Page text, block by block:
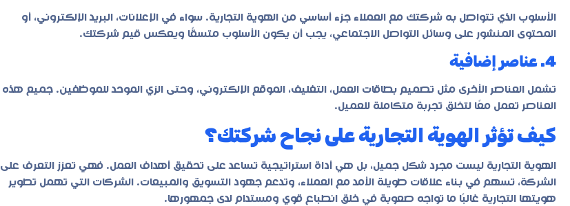
الأسلوب الذي تتواصل به شركتك مع العملاء جزء أساسي من الهوية التجارية. سواء في الإعلانات، البريد الإلكتروني، أو
المحتوى المنشور على وسائل التواصل الاجتماعي، يجب أن يكون الأسلوب متسقًا ويعكس قيم شركتك.
4. عناصر إضافية
تشمل العناصر الأخرى مثل تصميم بطاقات العمل، التغليف، الموقع الإلكتروني، وحتى الزي الموحد للموظفين. جميع هذه
العناصر تعمل معًا لتخلق تجربة متكاملة للعميل.
كيف تؤثر الهوية التجارية على نجاح شركتك؟
الهوية التجارية ليست مجرد شكل جميل، بل هي أداة استراتيجية تساعد على تحقيق أهداف العمل. فهي تعزز التعرف على
الشركة، تسهم في بناء علاقات طويلة الأمد مع العملاء، وتدعم جهود التسويق والمبيعات. الشركات التي تهمل تطوير
هويتها التجارية غالبًا ما تواجه صعوبة في خلق انطباع قوي ومستدام لدى جمهورها.